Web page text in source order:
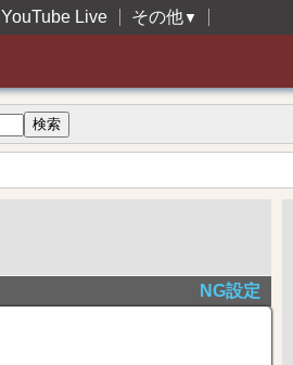
YouTube Live その他▼
NG設定